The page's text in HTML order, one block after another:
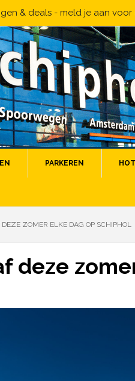
PARKEREN
ZOMER ELKE DAG OP SCHIPHOL
deze
& deals - meld je aan voor